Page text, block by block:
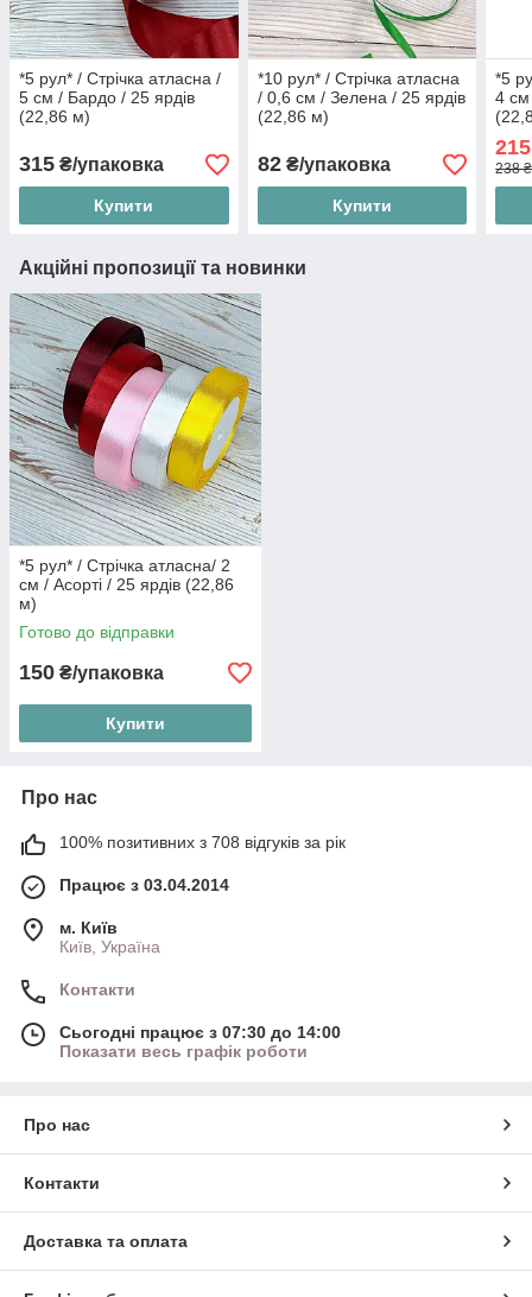
*5 рул* / Стрічка атласна /
5 см / Бардо / 25 ярдів
(22,86 м)
315 ₴/упаковка
Купити
*10 рул* / Стрічка атласна
/ 0,6 см / Зелена / 25 ярдів
(22,86 м)
82₴/упаковка
Купити
*5
4 см
215
238
Акційні пропозиції та новинки
*5 рул* / Стрічка атласна/ 2
см / Асорті / 25 ярдів (22,86
м)
Готово до відправки
150 ₴/упаковка
Купити
Про нас
100% позитивних з 708 відгуків за рік
Працює з 03.04.2014
м. Київ
Київ, Україна
Контакти
Сьогодні працює з 07:30 до 14:00
Показати весь графік роботи
Про нас
Контакти
Доставка та оплата